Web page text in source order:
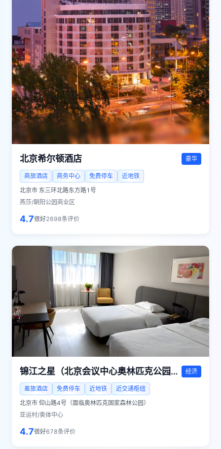
北京希尔顿酒店 豪华
商旅酒店 商务中心 免费停车
近地铁
北京市 东三环北路东方路1号
燕莎/朝阳公园商业区
4.7很好2698条评价
锦江之星（北京会议中心奥林匹克公园店） 经济
差旅酒店 免费停车 近地铁
近交通枢纽
北京市 仰山路4号（面临奥林匹克国家森林公园）
亚运村/奥体中心
4.7很好678条评价